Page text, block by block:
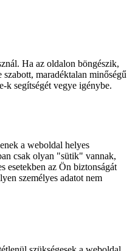
Ha az oldalon böngészik,
maradéktalan minőségű
k segítségét vegye igénybe.
a weboldal helyes
csak olyan "sütik" vannak,
esetekben az Ön biztonságát
személyes adatot nem